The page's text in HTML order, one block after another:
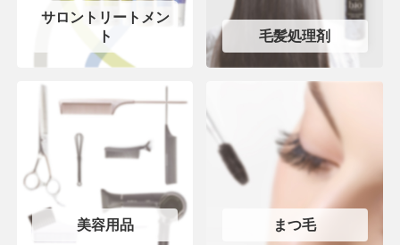
サロントリートメン
ト
毛髪処理剤
美容用品 まつ毛